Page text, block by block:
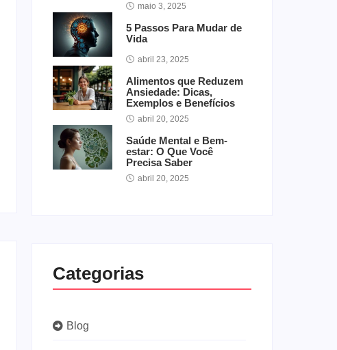
maio 3, 2025
5 Passos Para Mudar de
Vida
abril 23, 2025
Alimentos que Reduzem
Ansiedade: Dicas,
Exemplos e Benefícios
abril 20, 2025
Saúde Mental e Bem-
estar: O Que Você
Precisa Saber
abril 20, 2025
Categorias
Blog